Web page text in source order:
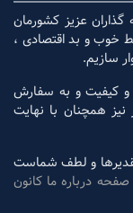
گذاران عزیز کشورمان
خوب و بد اقتصادی ،
سازیم.
دقت و کیفیت و به سفارش
نیز همچنان با نهایت
و لطف شماست
صفحه درباره ما کانون